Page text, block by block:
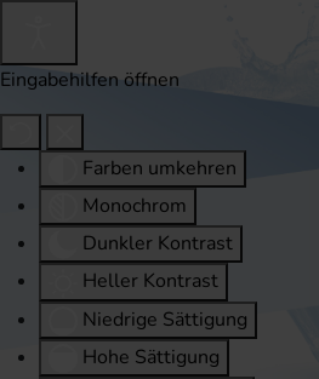
Eingabehilfen öffnen
Farben umkehren
Monochrom
Dunkler Kontrast
Heller Kontrast
Niedrige Sättigung
Hohe Sättigung